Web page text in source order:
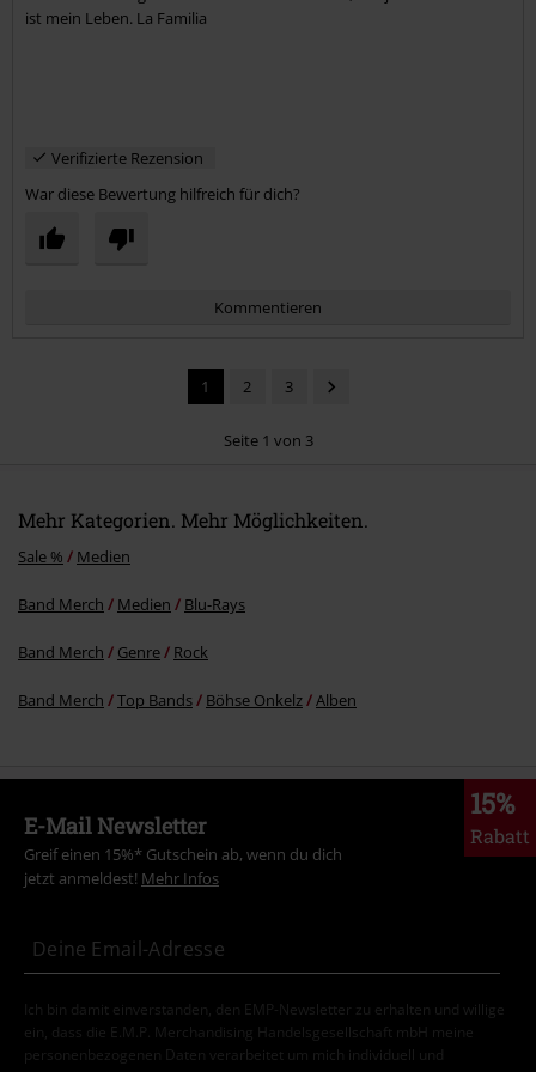
ist mein Leben. La Familia
Verifizierte Rezension
War diese Bewertung hilfreich für dich?
Kommentieren
Kommentar jetzt abschicken!
1 2 3
Seite 1 von 3
Mehr Kategorien. Mehr Möglichkeiten.
Sale % Medien
Band Merch Medien Blu-Rays
Band Merch Genre Rock
Band Merch Top Bands Böhse Onkelz Alben
15%
Rabatt
E-Mail Newsletter
Greif einen 15%* Gutschein ab, wenn du dich
jetzt anmeldest! Mehr Infos
Ich bin damit einverstanden, den EMP-Newsletter zu erhalten und willige
ein, dass die E.M.P. Merchandising Handelsgesellschaft mbH meine
personenbezogenen Daten verarbeitet um mich individuell und